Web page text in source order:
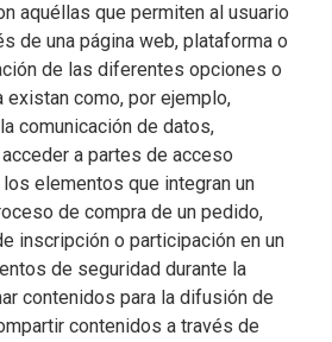
aquéllas que permiten al usuario
de una página web, plataforma o
de las diferentes opciones o
como, por ejemplo,
comunicación de datos,
a partes de acceso
elementos que integran un
de compra de un pedido,
inscripción o participación en un
de seguridad durante la
contenidos para la difusión de
contenidos a través de